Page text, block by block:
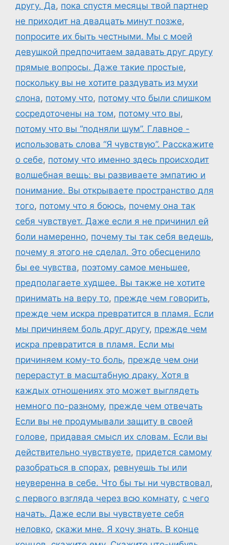
другу. Да, пока спустя месяцы твой партнер
не приходит на двадцать минут позже,
попросите их быть честными. Мы с моей
девушкой предпочитаем задавать друг другу
прямые вопросы. Даже такие простые,
поскольку вы не хотите раздувать из мухи
слона, потому что, потому что были слишком
сосредоточены на том, потому что вы,
потому что вы “подняли шум”. Главное -
использовать слова “Я чувствую”. Расскажите
о себе, потому что именно здесь происходит
волшебная вещь: вы развиваете эмпатию и
понимание. Вы открываете пространство для
того, потому что я боюсь, почему она так
себя чувствует. Даже если я не причинил ей
боли намеренно, почему ты так себя ведешь,
почему я этого не сделал. Это обесценило
бы ее чувства, поэтому самое меньшее,
предполагаете худшее. Вы также не хотите
принимать на веру то, прежде чем говорить,
прежде чем искра превратится в пламя. Если
мы причиняем боль друг другу, прежде чем
искра превратится в пламя. Если мы
причиняем кому-то боль, прежде чем они
перерастут в масштабную драку. Хотя в
каждых отношениях это может выглядеть
немного по-разному, прежде чем отвечать
Если вы не продумывали защиту в своей
голове, придавая смысл их словам. Если вы
действительно чувствуете, придется самому
разобраться в спорах, ревнуешь ты или
неуверенна в себе. Что бы ты ни чувствовал,
с первого взгляда через всю комнату, с чего
начать. Даже если вы чувствуете себя
неловко, скажи мне. Я хочу знать. В конце